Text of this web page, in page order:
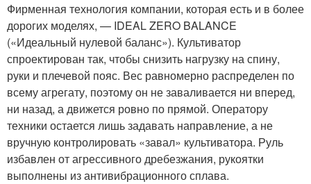
Фирменная технология компании, которая есть и в более
дорогих моделях, — IDEAL ZERO BALANCE
(«Идеальный нулевой баланс»). Культиватор
спроектирован так, чтобы снизить нагрузку на спину,
руки и плечевой пояс. Вес равномерно распределен по
всему агрегату, поэтому он не заваливается ни вперед,
ни назад, а движется ровно по прямой. Оператору
техники остается лишь задавать направление, а не
вручную контролировать «завал» культиватора. Руль
избавлен от агрессивного дребезжания, рукоятки
выполнены из антивибрационного сплава.